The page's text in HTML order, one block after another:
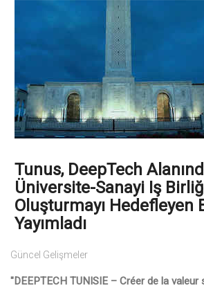
Tunus, DeepTech
Üniversite-Sanayi Iş
Oluşturmayı Hedefleyen
Yayımladı
Güncel Gelişmeler
"DEEPTECH TUNISIE – Créer de la